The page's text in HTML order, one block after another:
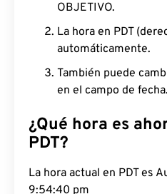
OBJETIVO.
La hora en PDT
automáticamente.
También puede
en el campo de fecha.
¿Qué hora es
PDT?
La hora actual en PDT es
pm